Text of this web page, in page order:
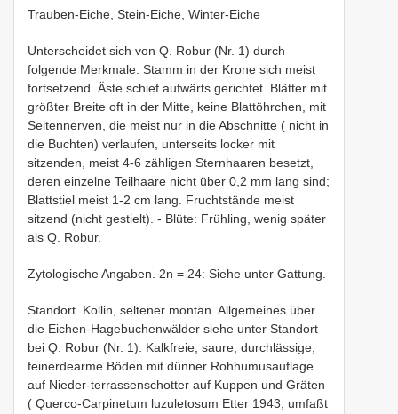
Trauben-Eiche, Stein-Eiche, Winter-Eiche
Unterscheidet sich von Q. Robur (Nr. 1) durch
folgende Merkmale: Stamm in der Krone sich meist
fortsetzend. Äste schief aufwärts gerichtet. Blätter mit
größter Breite oft in der Mitte, keine Blattöhrchen, mit
Seitennerven, die meist nur in die Abschnitte ( nicht in
die Buchten) verlaufen, unterseits locker mit
sitzenden, meist 4-6 zähligen Sternhaaren besetzt,
deren einzelne Teilhaare nicht über 0,2 mm lang sind;
Blattstiel meist 1-2 cm lang. Fruchtstände meist
sitzend (nicht gestielt). - Blüte: Frühling, wenig später
als Q. Robur.
Zytologische Angaben. 2n = 24: Siehe unter Gattung.
Standort. Kollin, seltener montan. Allgemeines über
die Eichen-Hagebuchenwälder siehe unter Standort
bei Q. Robur (Nr. 1). Kalkfreie, saure, durchlässige,
feinerdearme Böden mit dünner Rohhumusauflage
auf Nieder-terrassenschotter auf Kuppen und Gräten
( Querco-Carpinetum luzuletosum Etter 1943, umfaßt